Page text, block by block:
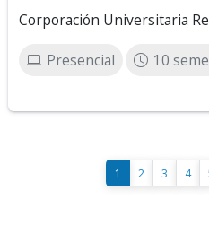
Corporación Universitaria
Presencial 10
1 2 3 4